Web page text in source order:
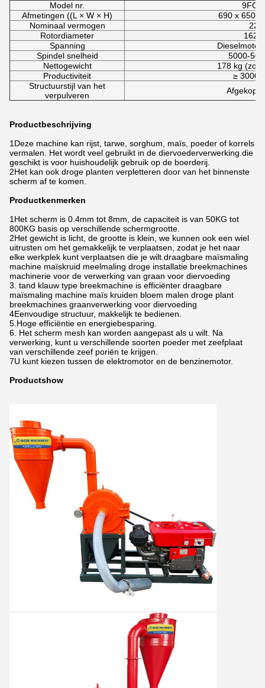
Model nr.
9FC-
Afmetingen ((L × W × H)
690 x 650 x
Nominaal vermogen
22
Rotordiameter
162
Spanning
Dieselmotor
Spindel snelheid
5000-
Nettogewicht
178 kg
Productiviteit
≥ 3000
Structuurstijl van het
verpulveren
Productbeschrijving
1Deze machine kan rijst, tarwe, sorghum, maïs, poeder of korrels
vermalen. Het wordt veel gebruikt in de diervoederverwerking.die
geschikt is voor huishoudelijk gebruik op de boerderij.
2Het kan ook droge planten verpletteren door van het binnenste
scherm af te komen.
Productkenmerken
1Het scherm is 0.4mm tot 8mm, de capaciteit is van 50KG tot
800KG basis op verschillende schermgrootte.
2Het gewicht is licht, de grootte is klein, we kunnen ook een wiel
uitrusten om het gemakkelijk te verplaatsen, zodat je het naar
elke werkplek kunt verplaatsen die je wilt.draagbare maïsmaling
machine maïskruid meelmaling droge installatie breekmachines
machinerie voor de verwerking van graan voor diervoeding
3. tand klauw type breekmachine is efficiënter draagbare
maïsmaling machine maïs kruiden bloem malen droge plant
breekmachines graanverwerking voor diervoeding
4Eenvoudige structuur, makkelijk te bedienen.
5.Hoge efficiëntie en energiebesparing.
6. Het scherm mesh kan worden aangepast als u wilt. Na
verwerking, kunt u verschillende soorten poeder met zeefplaat
van verschillende zeef poriën te krijgen.
7U kunt kiezen tussen de elektromotor en de benzinemotor.
Productshow